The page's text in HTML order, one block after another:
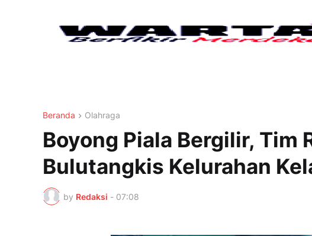
Beranda Olahraga
Boyong Piala Bergilir, Tim
Bulutangkis Kelurahan
by Redaksi - 07:08